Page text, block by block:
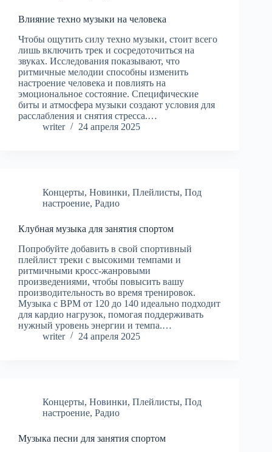
Влияние техно музыки на человека
Чтобы ощутить силу техно музыки, стоит всего
лишь включить трек и сосредоточиться на
звуках. Исследования показывают, что
ритмичные мелодии способны изменить
настроение человека и повлиять на
эмоциональное состояние. Специфические
биты и атмосфера музыки создают условия для
расслабления и снятия стресса.…
writer
24 апреля 2025
Концерты, Новинки, Плейлисты, Под
настроение, Радио
Клубная музыка для занятия спортом
Попробуйте добавить в свой спортивный
плейлист треки с высокими темпами и
ритмичными кросс-жанровыми
произведениями, чтобы повысить вашу
производительность во время тренировок.
Музыка с BPM от 120 до 140 идеально подходит
для кардио нагрузок, помогая поддерживать
нужный уровень энергии и темпа.…
writer
24 апреля 2025
Концерты, Новинки, Плейлисты, Под
настроение, Радио
Музыка песни для занятия спортом